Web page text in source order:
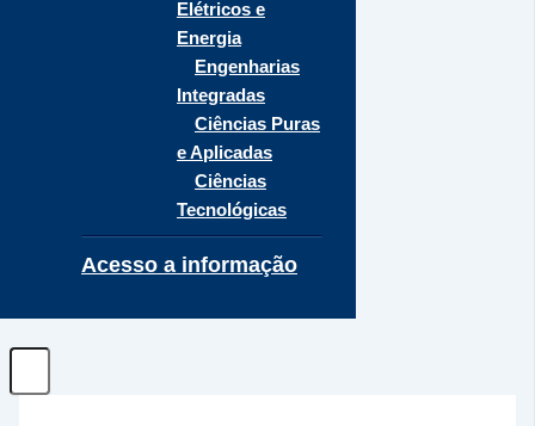
Elétricos e
Energia
Engenharias
Integradas
Ciências Puras
e Aplicadas
Ciências
Tecnológicas
Acesso a informação